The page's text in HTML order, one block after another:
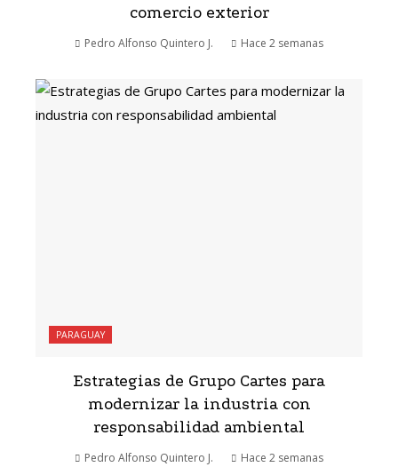
comercio exterior
Pedro Alfonso Quintero J. Hace 2 semanas
PARAGUAY
Estrategias de Grupo Cartes para
modernizar la industria con
responsabilidad ambiental
Pedro Alfonso Quintero J. Hace 2 semanas